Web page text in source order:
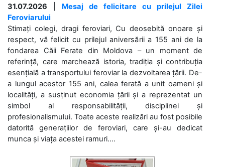
31.07.2026
Mesaj de felicitare cu prilejul Zilei
Feroviarului
Stimați colegi, dragi feroviari, Cu deosebită onoare și
respect, vă felicit cu prilejul aniversării a 155 ani de la
fondarea Căii Ferate din Moldova – un moment de
referință, care marchează istoria, tradiția și contribuția
esențială a transportului feroviar la dezvoltarea țării. De-
a lungul acestor 155 ani, calea ferată a unit oameni și
localități, a susținut economia țării și a reprezentat un
simbol al responsabilității, disciplinei și
profesionalismului. Toate aceste realizări au fost posibile
datorită generațiilor de feroviari, care și-au dedicat
munca și viața acestei ramuri....